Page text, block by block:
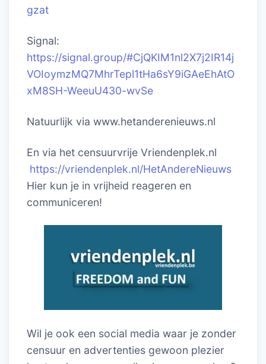
gzat
Signal:
https://signal.group/#CjQKIM1nl2X7j2IR14j
VOIoymzMQ7MhrTepl1tHa6sY9iGAeEhAtO
xM8SH-WeeuU430-wvSe
Natuurlijk via www.hetanderenieuws.nl
En via het censuurvrije Vriendenplek.nl
https://vriendenplek.nl/HetAndereNieuws
Hier kun je in vrijheid reageren en
communiceren!
Wil je ook een social media waar je zonder
censuur en advertenties gewoon plezier